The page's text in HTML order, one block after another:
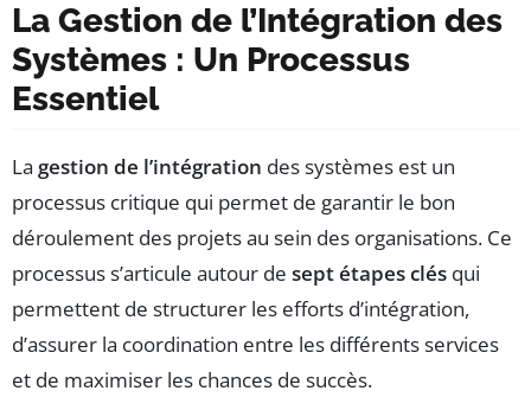
La Gestion de l’Intégration des
Systèmes : Un Processus
Essentiel
La gestion de l’intégration des systèmes est un
processus critique qui permet de garantir le bon
déroulement des projets au sein des organisations. Ce
processus s’articule autour de sept étapes clés qui
permettent de structurer les efforts d’intégration,
d’assurer la coordination entre les différents services
et de maximiser les chances de succès.